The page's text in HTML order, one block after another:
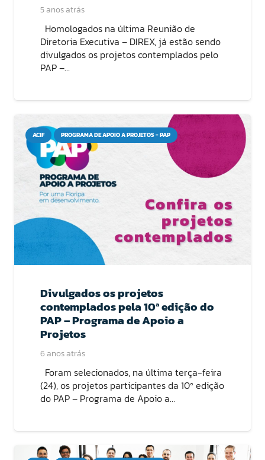
5 anos atrás
Homologados na última Reunião de
Diretoria Executiva – DIREX, já estão sendo
divulgados os projetos contemplados pelo
PAP –…
ACIF PROGRAMA DE APOIO A PROJETOS - PAP
Divulgados os projetos
contemplados pela 10ª edição do
PAP – Programa de Apoio a
Projetos
6 anos atrás
Foram selecionados, na última terça-feira
(24), os projetos participantes da 10ª edição
do PAP – Programa de Apoio a…